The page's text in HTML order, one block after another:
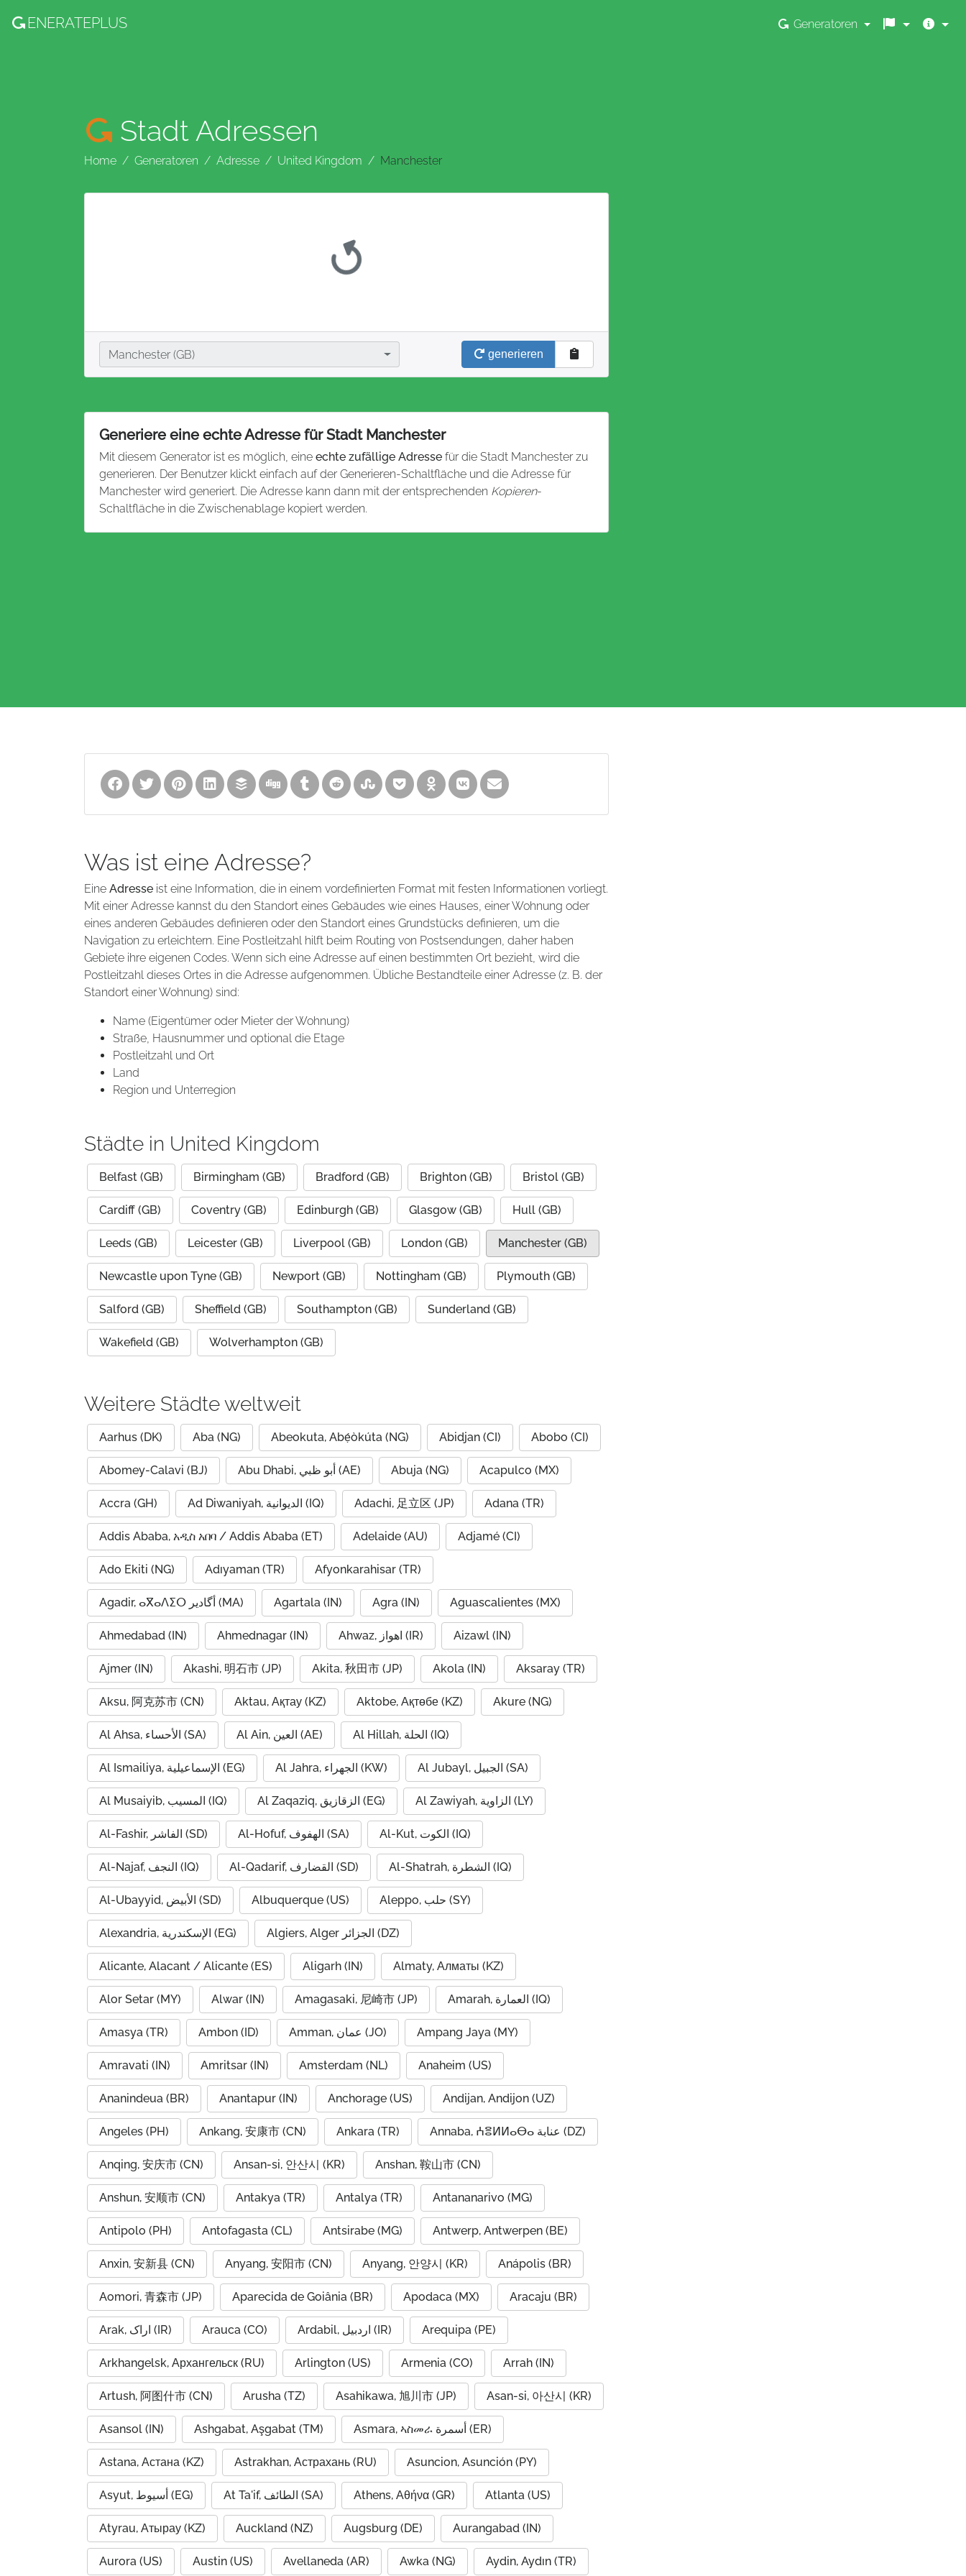
ENERATEPLUS Generatoren
Stadt Adressen
Home Generatoren Adresse United Kingdom Manchester
Stadt
Manchester (GB)
generieren
Generiere eine echte Adresse für Stadt Manchester
Mit diesem Generator ist es möglich, eine echte zufällige Adresse für die Stadt Manchester zu
generieren. Der Benutzer klickt einfach auf der Generieren-Schaltfläche und die Adresse für
Manchester wird generiert. Die Adresse kann dann mit der entsprechenden Kopieren-
Schaltfläche in die Zwischenablage kopiert werden.
Was ist eine Adresse?
Eine Adresse ist eine Information, die in einem vordefinierten Format mit festen Informationen vorliegt.
Mit einer Adresse kannst du den Standort eines Gebäudes wie eines Hauses, einer Wohnung oder
eines anderen Gebäudes definieren oder den Standort eines Grundstücks definieren, um die
Navigation zu erleichtern. Eine Postleitzahl hilft beim Routing von Postsendungen, daher haben
Gebiete ihre eigenen Codes. Wenn sich eine Adresse auf einen bestimmten Ort bezieht, wird die
Postleitzahl dieses Ortes in die Adresse aufgenommen. Übliche Bestandteile einer Adresse (z. B. der
Standort einer Wohnung) sind:
Name (Eigentümer oder Mieter der Wohnung)
Straße, Hausnummer und optional die Etage
Postleitzahl und Ort
Land
Region und Unterregion
Städte in United Kingdom
Belfast (GB) Birmingham (GB) Bradford (GB) Brighton (GB) Bristol (GB)
Cardiff (GB) Coventry (GB) Edinburgh (GB) Glasgow (GB) Hull (GB)
Leeds (GB) Leicester (GB) Liverpool (GB) London (GB) Manchester (GB)
Newcastle upon Tyne (GB) Newport (GB) Nottingham (GB) Plymouth (GB)
Salford (GB) Sheffield (GB) Southampton (GB) Sunderland (GB)
Wakefield (GB) Wolverhampton (GB)
Weitere Städte weltweit
Aarhus (DK) Aba (NG) Abeokuta, Abẹ́òkúta (NG) Abidjan (CI) Abobo (CI)
Abomey-Calavi (BJ) Abu Dhabi, أبو ظبي (AE) Abuja (NG) Acapulco (MX)
Accra (GH) Ad Diwaniyah, الديوانية (IQ) Adachi, 足立区 (JP) Adana (TR)
Addis Ababa, አዲስ አበባ / Addis Ababa (ET) Adelaide (AU) Adjamé (CI)
Ado Ekiti (NG) Adıyaman (TR) Afyonkarahisar (TR)
Agadir, ⴰⴳⴰⴷⵉⵔ أگادیر (MA) Agartala (IN) Agra (IN) Aguascalientes (MX)
Ahmedabad (IN) Ahmednagar (IN) Ahwaz, اهواز (IR) Aizawl (IN)
Ajmer (IN) Akashi, 明石市 (JP) Akita, 秋田市 (JP) Akola (IN) Aksaray (TR)
Aksu, 阿克苏市 (CN) Aktau, Ақтау (KZ) Aktobe, Ақтөбе (KZ) Akure (NG)
Al Ahsa, الأحساء (SA) Al Ain, العين (AE) Al Hillah, الحلة (IQ)
Al Ismailiya, الإسماعيلية (EG) Al Jahra, الجهراء (KW) Al Jubayl, الجبيل (SA)
Al Musaiyib, المسيب (IQ) Al Zaqaziq, الزقازيق (EG) Al Zawiyah, الزاوية (LY)
Al-Fashir, الفاشر (SD) Al-Hofuf, الهفوف (SA) Al-Kut, الكوت (IQ)
Al-Najaf, النجف (IQ) Al-Qadarif, القضارف (SD) Al-Shatrah, الشطرة (IQ)
Al-Ubayyid, الأبيض (SD) Albuquerque (US) Aleppo, حلب (SY)
Alexandria, الإسكندرية (EG) Algiers, Alger الجزائر (DZ)
Alicante, Alacant / Alicante (ES) Aligarh (IN) Almaty, Алматы (KZ)
Alor Setar (MY) Alwar (IN) Amagasaki, 尼崎市 (JP) Amarah, العمارة (IQ)
Amasya (TR) Ambon (ID) Amman, عمان (JO) Ampang Jaya (MY)
Amravati (IN) Amritsar (IN) Amsterdam (NL) Anaheim (US)
Ananindeua (BR) Anantapur (IN) Anchorage (US) Andijan, Andijon (UZ)
Angeles (PH) Ankang, 安康市 (CN) Ankara (TR) Annaba, ⵄⴻⵍⵍⴰⴱⴰ عنابة (DZ)
Anqing, 安庆市 (CN) Ansan-si, 안산시 (KR) Anshan, 鞍山市 (CN)
Anshun, 安顺市 (CN) Antakya (TR) Antalya (TR) Antananarivo (MG)
Antipolo (PH) Antofagasta (CL) Antsirabe (MG) Antwerp, Antwerpen (BE)
Anxin, 安新县 (CN) Anyang, 安阳市 (CN) Anyang, 안양시 (KR) Anápolis (BR)
Aomori, 青森市 (JP) Aparecida de Goiânia (BR) Apodaca (MX) Aracaju (BR)
Arak, اراک (IR) Arauca (CO) Ardabil, اردبیل (IR) Arequipa (PE)
Arkhangelsk, Архангельск (RU) Arlington (US) Armenia (CO) Arrah (IN)
Artush, 阿图什市 (CN) Arusha (TZ) Asahikawa, 旭川市 (JP) Asan-si, 아산시 (KR)
Asansol (IN) Ashgabat, Aşgabat (TM) Asmara, ኣስመራ أسمرة (ER)
Astana, Астана (KZ) Astrakhan, Астрахань (RU) Asuncion, Asunción (PY)
Asyut, أسيوط (EG) At Ta'if, الطائف (SA) Athens, Αθήνα (GR) Atlanta (US)
Atyrau, Атырау (KZ) Auckland (NZ) Augsburg (DE) Aurangabad (IN)
Aurora (US) Austin (US) Avellaneda (AR) Awka (NG) Aydin, Aydın (TR)